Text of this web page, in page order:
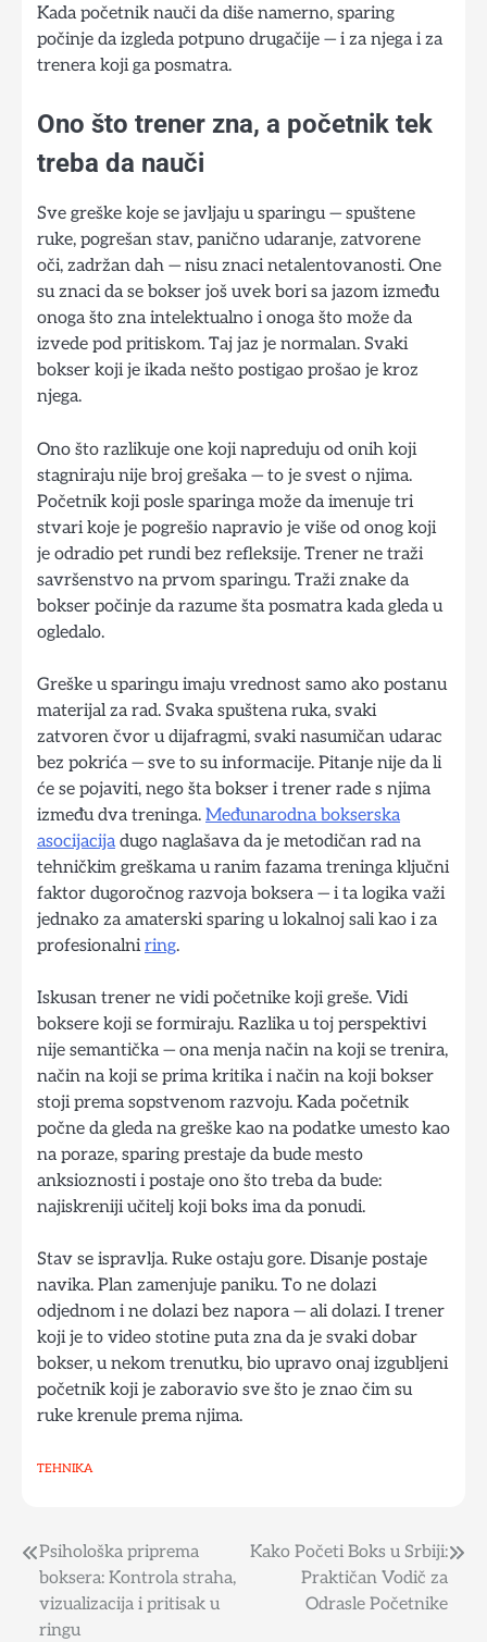
Kada početnik nauči da diše namerno, sparing
počinje da izgleda potpuno drugačije — i za njega i za
trenera koji ga posmatra.
Ono što trener zna, a početnik tek
treba da nauči
Sve greške koje se javljaju u sparingu — spuštene
ruke, pogrešan stav, panično udaranje, zatvorene
oči, zadržan dah — nisu znaci netalentovanosti. One
su znaci da se bokser još uvek bori sa jazom između
onoga što zna intelektualno i onoga što može da
izvede pod pritiskom. Taj jaz je normalan. Svaki
bokser koji je ikada nešto postigao prošao je kroz
njega.
Ono što razlikuje one koji napreduju od onih koji
stagniraju nije broj grešaka — to je svest o njima.
Početnik koji posle sparinga može da imenuje tri
stvari koje je pogrešio napravio je više od onog koji
je odradio pet rundi bez refleksije. Trener ne traži
savršenstvo na prvom sparingu. Traži znake da
bokser počinje da razume šta posmatra kada gleda u
ogledalo.
Greške u sparingu imaju vrednost samo ako postanu
materijal za rad. Svaka spuštena ruka, svaki
zatvoren čvor u dijafragmi, svaki nasumičan udarac
bez pokrića — sve to su informacije. Pitanje nije da li
će se pojaviti, nego šta bokser i trener rade s njima
između dva treninga. Međunarodna bokserska
asocijacijadugo naglašava da je metodičan rad na
tehničkim greškama u ranim fazama treninga ključni
faktor dugoročnog razvoja boksera — i ta logika važi
jednako za amaterski sparing u lokalnoj sali kao i za
profesionalniring.
Iskusan trener ne vidi početnike koji greše. Vidi
boksere koji se formiraju. Razlika u toj perspektivi
nije semantička — ona menja način na koji se trenira,
način na koji se prima kritika i način na koji bokser
stoji prema sopstvenom razvoju. Kada početnik
počne da gleda na greške kao na podatke umesto kao
na poraze, sparing prestaje da bude mesto
anksioznosti i postaje ono što treba da bude:
najiskreniji učitelj koji boks ima da ponudi.
Stav se ispravlja. Ruke ostaju gore. Disanje postaje
navika. Plan zamenjuje paniku. To ne dolazi
odjednom i ne dolazi bez napora — ali dolazi. I trener
koji je to video stotine puta zna da je svaki dobar
bokser, u nekom trenutku, bio upravo onaj izgubljeni
početnik koji je zaboravio sve što je znao čim su
ruke krenule prema njima.
TEHNIKA
Post
navigation
Psihološka priprema
boksera: Kontrola straha,
vizualizacija i pritisak u
ringu
Kako Početi Boks u Srbiji:
Praktičan Vodič za
Odrasle Početnike